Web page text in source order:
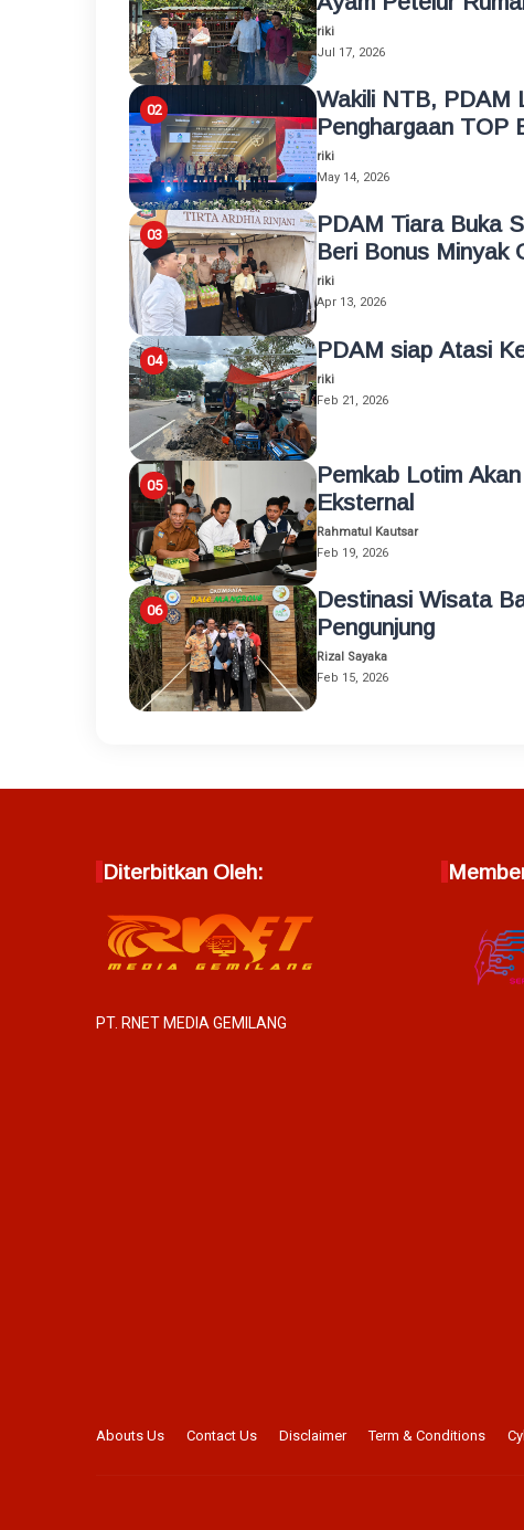
riki
Jul 17, 2026
Wakili NTB, PDAM
Penghargaan TOP
riki
May 14, 2026
PDAM Tiara Buka
Beri Bonus Minyak
riki
Apr 13, 2026
PDAM siap Atasi
riki
Feb 21, 2026
Pemkab Lotim
Eksternal
Rahmatul Kautsar
Feb 19, 2026
Destinasi Wisata
Pengunjung
Rizal Sayaka
Feb 15, 2026
Diterbitkan Oleh:
PT. RNET MEDIA GEMILANG
Abouts Us Contact Us Disclaimer Term & Conditions